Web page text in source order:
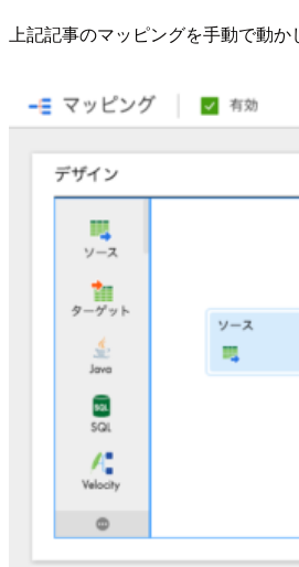
上記記事のマッピングを手動で動か